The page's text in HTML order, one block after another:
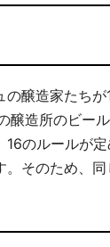
の醸造家たち
造所のビール
16のルールが
そのため、同